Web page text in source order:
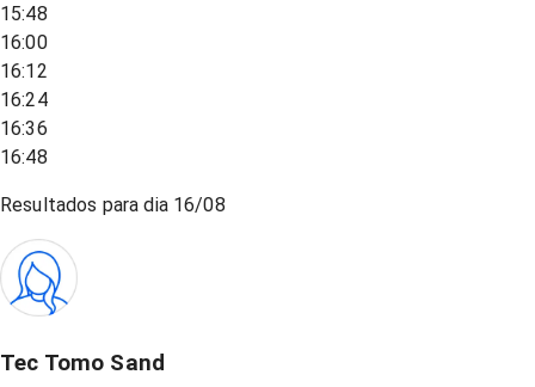
15:48
16:00
16:12
16:24
16:36
16:48
Resultados para dia 16/08
Tec Tomo Sand